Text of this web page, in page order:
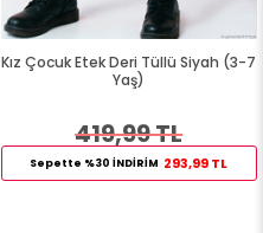
Kız Çocuk Etek Deri Tüllü Siyah (3-7
Yaş)
419,99 TL
Sepette %30 İNDİRİM 293,99 TL